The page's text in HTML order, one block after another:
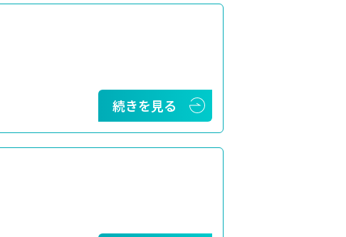
続きを見る